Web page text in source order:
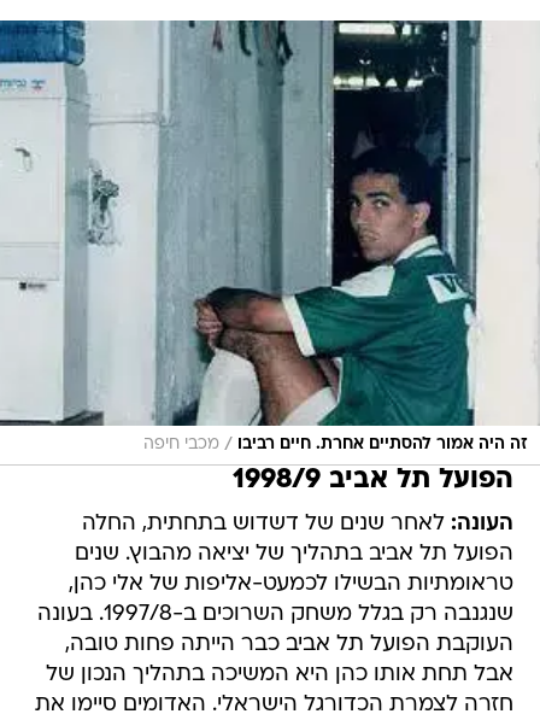
זה היה אמור להסתיים אחרת. חיים רביבו / מכבי חיפה
הפועל תל אביב 1998/9
העונה: לאחר שנים של דשדוש בתחתית, החלה
הפועל תל אביב בתהליך של יציאה מהבוץ. שנים
טראומתיות הבשילו לכמעט-אליפות של אלי כהן,
שנגנבה רק בגלל משחק השרוכים ב-1997/8. בעונה
העוקבת הפועל תל אביב כבר הייתה פחות טובה,
אבל תחת אותו כהן היא המשיכה בתהליך הנכון של
חזרה לצמרת הכדורגל הישראלי. האדומים סיימו את